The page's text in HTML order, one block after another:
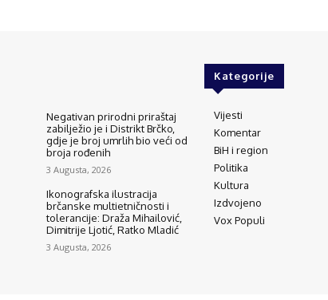
Negativan prirodni priraštaj
zabilježio je i Distrikt Brčko,
gdje je broj umrlih bio veći od
broja rođenih
3 Augusta, 2026
Ikonografska ilustracija
brčanske multietničnosti i
tolerancije: Draža Mihailović,
Dimitrije Ljotić, Ratko Mladić
3 Augusta, 2026
Kategorije
Vijesti
Komentar
BiH i region
Politika
Kultura
Izdvojeno
Vox Populi